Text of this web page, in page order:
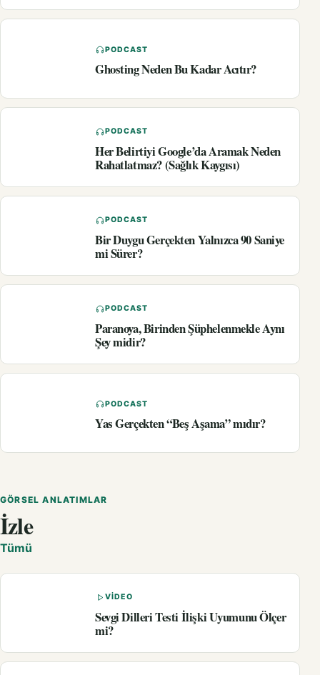
PODCAST
Ghosting Neden Bu Kadar Acıtır?
PODCAST
Her Belirtiyi Google’da Aramak Neden
Rahatlatmaz? (Sağlık Kaygısı)
PODCAST
Bir Duygu Gerçekten Yalnızca 90 Saniye
mi Sürer?
PODCAST
Paranoya, Birinden Şüphelenmekle Aynı
Şey midir?
PODCAST
Yas Gerçekten “Beş Aşama” mıdır?
GÖRSEL ANLATIMLAR
İzle
Tümü
VIDEO
Sevgi Dilleri Testi İlişki Uyumunu Ölçer
mi?